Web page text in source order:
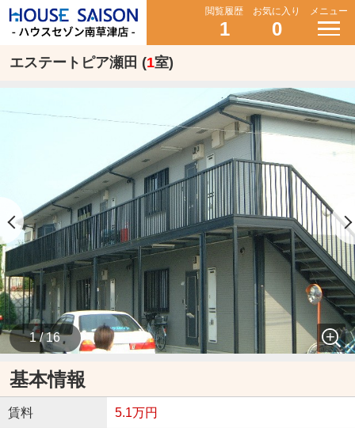
閲覧履歴
1
お気に入り
0
メニュー
エステートピア瀬田 (1室)
1 / 16
基本情報
賃料 5.1万円